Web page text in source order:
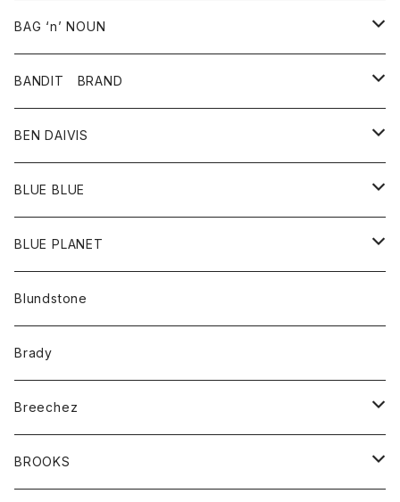
その他雑貨
スカート
パンツ
グッズ
靴
アウター
革ジャケット
BAG ‘n’ NOUN
アクセサリー
バッグ
ポーチ
BANDIT BRAND
トップス
Ｔシャツ
BEN DAIVIS
ポトム
パンツ
BLUE BLUE
アウター
カーディガン
コート
アクセサリー
バッグ
ベルト
キッズ
Tシャツ
グッズ
アンダーウェアー
トップス
BLUE PLANET
サングラス
Blundstone
Brady
Breechez
シャツ
BROOKS